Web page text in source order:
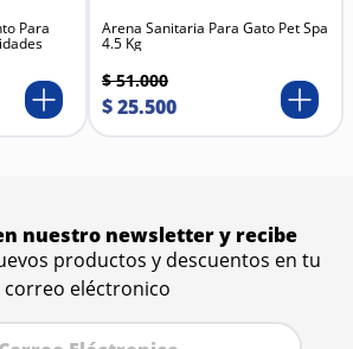
de alimentación, evitando
y malestares digestivos.
y el estrés asociados con la
comida.
entretenimiento mental y físico.
alimenticios más saludables.
duración.
de cualquier edad o tamaño.
Materiales
de alta calidad, libre de BPA.
para lavavajillas.
Para Arena Sanitaria Para Gato Pet Spa
4.5 Kg
$ 51.000
$25.500
nuestro newsletter y recibe
productos y descuentos en tu
correo eléctronico